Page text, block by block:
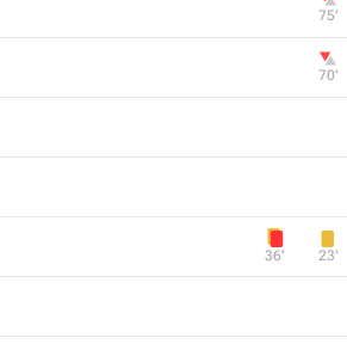
75‎’‎
70‎’‎
23‎’‎
36‎’‎